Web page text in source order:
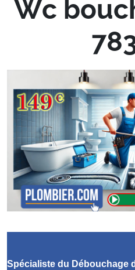
Wc
Spécialiste du Débouchage